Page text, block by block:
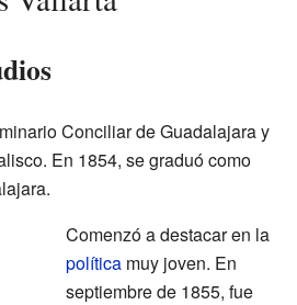
Conciliar de Guadalajara y
En 1854, se graduó como
Comenzó a destacar en la
políticamuy joven. En
septiembre de 1855, fue